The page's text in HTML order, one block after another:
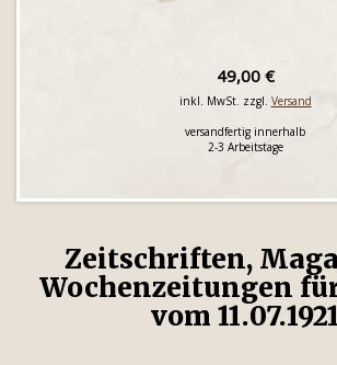
49,00 €
inkl. MwSt. zzgl. Versand
versandfertig innerhalb
2-3 Arbeitstage
Zeitschriften,
Wochenzeitungen
vom 11.07.1921